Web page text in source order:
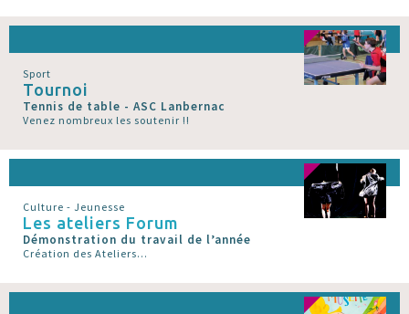
Sport
Tournoi
Tennis de table - ASC Lanbernac
Venez nombreux les soutenir !!
Culture - Jeunesse
Les ateliers Forum
Démonstration du travail de l’année
Création des Ateliers...